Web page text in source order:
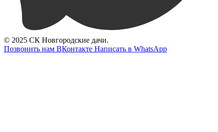
© 2025 СК Новгородские дачи.
Позвонить нам ВКонтакте Написать в WhatsApp